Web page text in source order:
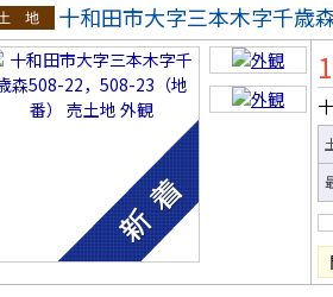
地
十和田市大字三本木字千歳